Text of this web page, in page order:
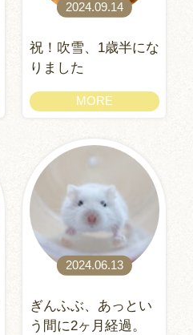
2024.09.14
祝！吹雪、1歳半にな
りました
MORE
2024.06.13
ぎんふぶ、あっとい
う間に2ヶ月経過。